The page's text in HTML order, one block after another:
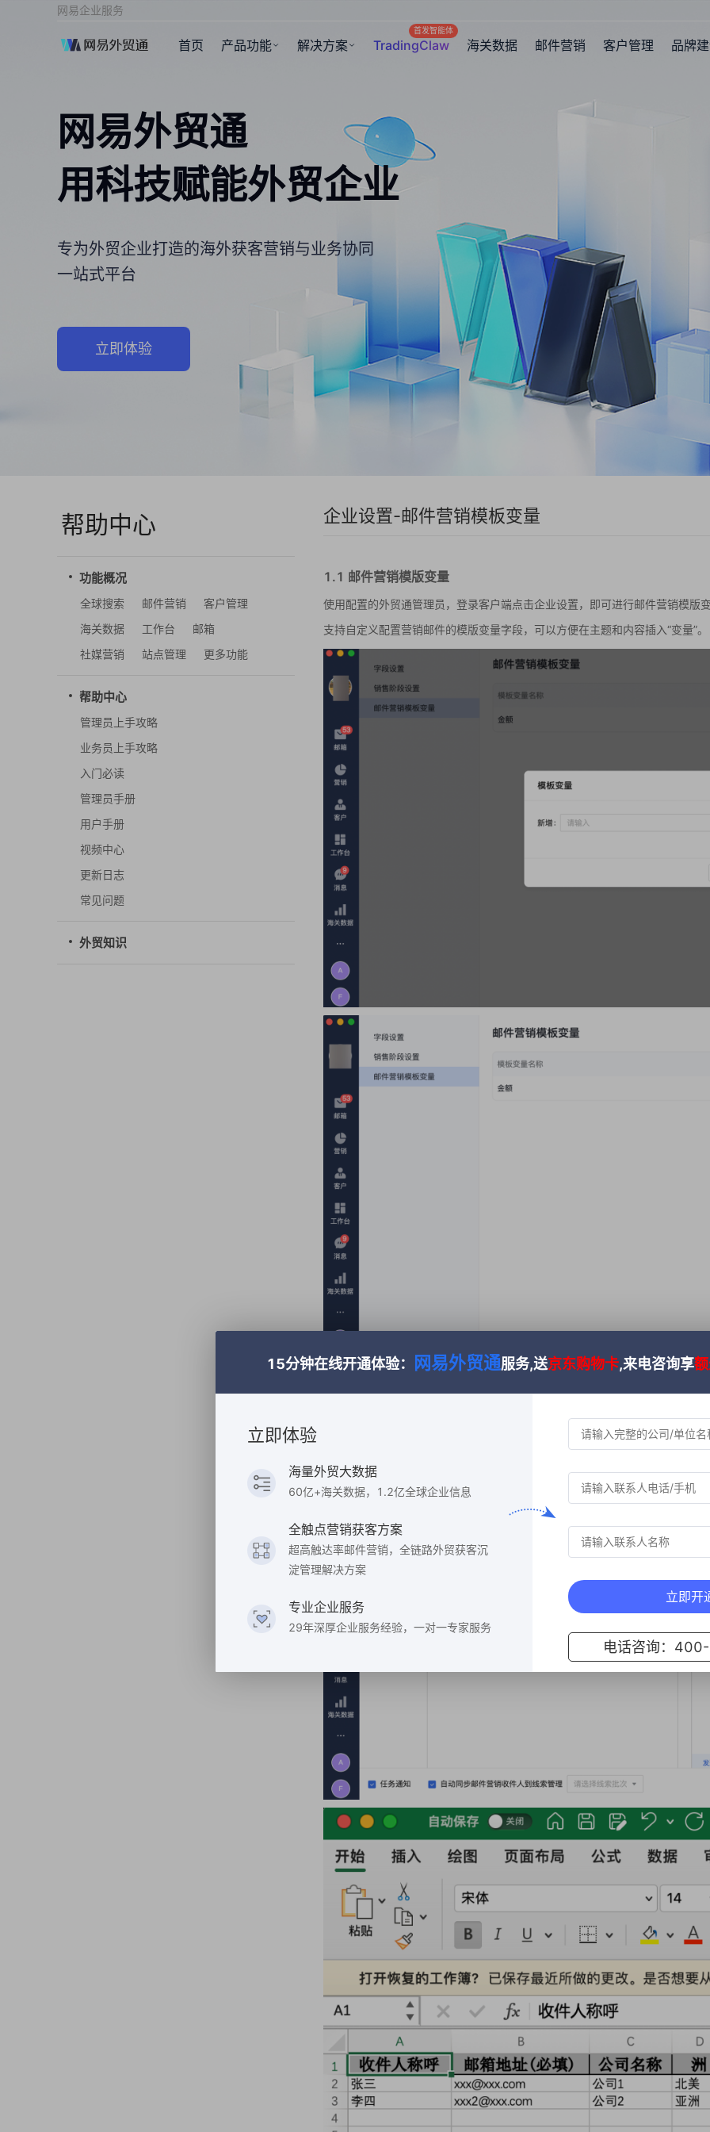
网易企业服务
首页 产品功能 解决方案 TradingClaw
首发智能体
海关数据 邮件营销 客户管理 品牌
网易外贸通
用科技赋能外贸企业
专为外贸企业打造的海外获客营销与业务协同
一站式平台
立即体验
帮助中心
功能概况
全球搜索 邮件营销
客户管理
海关数据
工作台
邮箱
社媒营销
站点管理 更多功能
帮助中心
管理员上手攻略
业务员上手攻略
入门必读
管理员手册
用户手册
视频中心
更新日志
常见问题
外贸知识
企业设置-邮件营销模板变量
1.1 邮件营销模版变量
使用配置的外贸通管理员，登录客户端点击企业设置，即可进行邮件营销模版
支持自定义配置营销邮件的模版变量字段，可以方便在主题和内容插入“变量”。
1.2 配置成功
15分钟在线开通体验： 网易外贸通服务,送京东购物卡,来电咨询享
立即体验
海量外贸大数据
60亿+海关数据，1.2亿全球企业信息
全触点营销获客方案
超高触达率邮件营销，全链路外贸获客沉
淀管理解决方案
专业企业服务
29年深厚企业服务经验，一对一专家服务
立即开
电话咨询：